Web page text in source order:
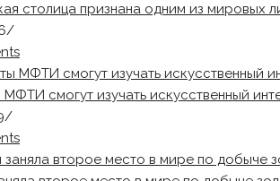
столица признана одним из мировых
/
МФТИ смогут изучать искусственный
/